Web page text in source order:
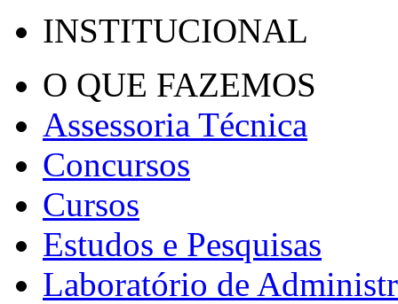
INSTITUCIONAL
O QUE FAZEMOS
Assessoria Técnica
Concursos
Cursos
Estudos e Pesquisas
Laboratório de